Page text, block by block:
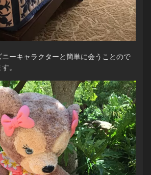
ーキャラクターと簡単に会うことので
。